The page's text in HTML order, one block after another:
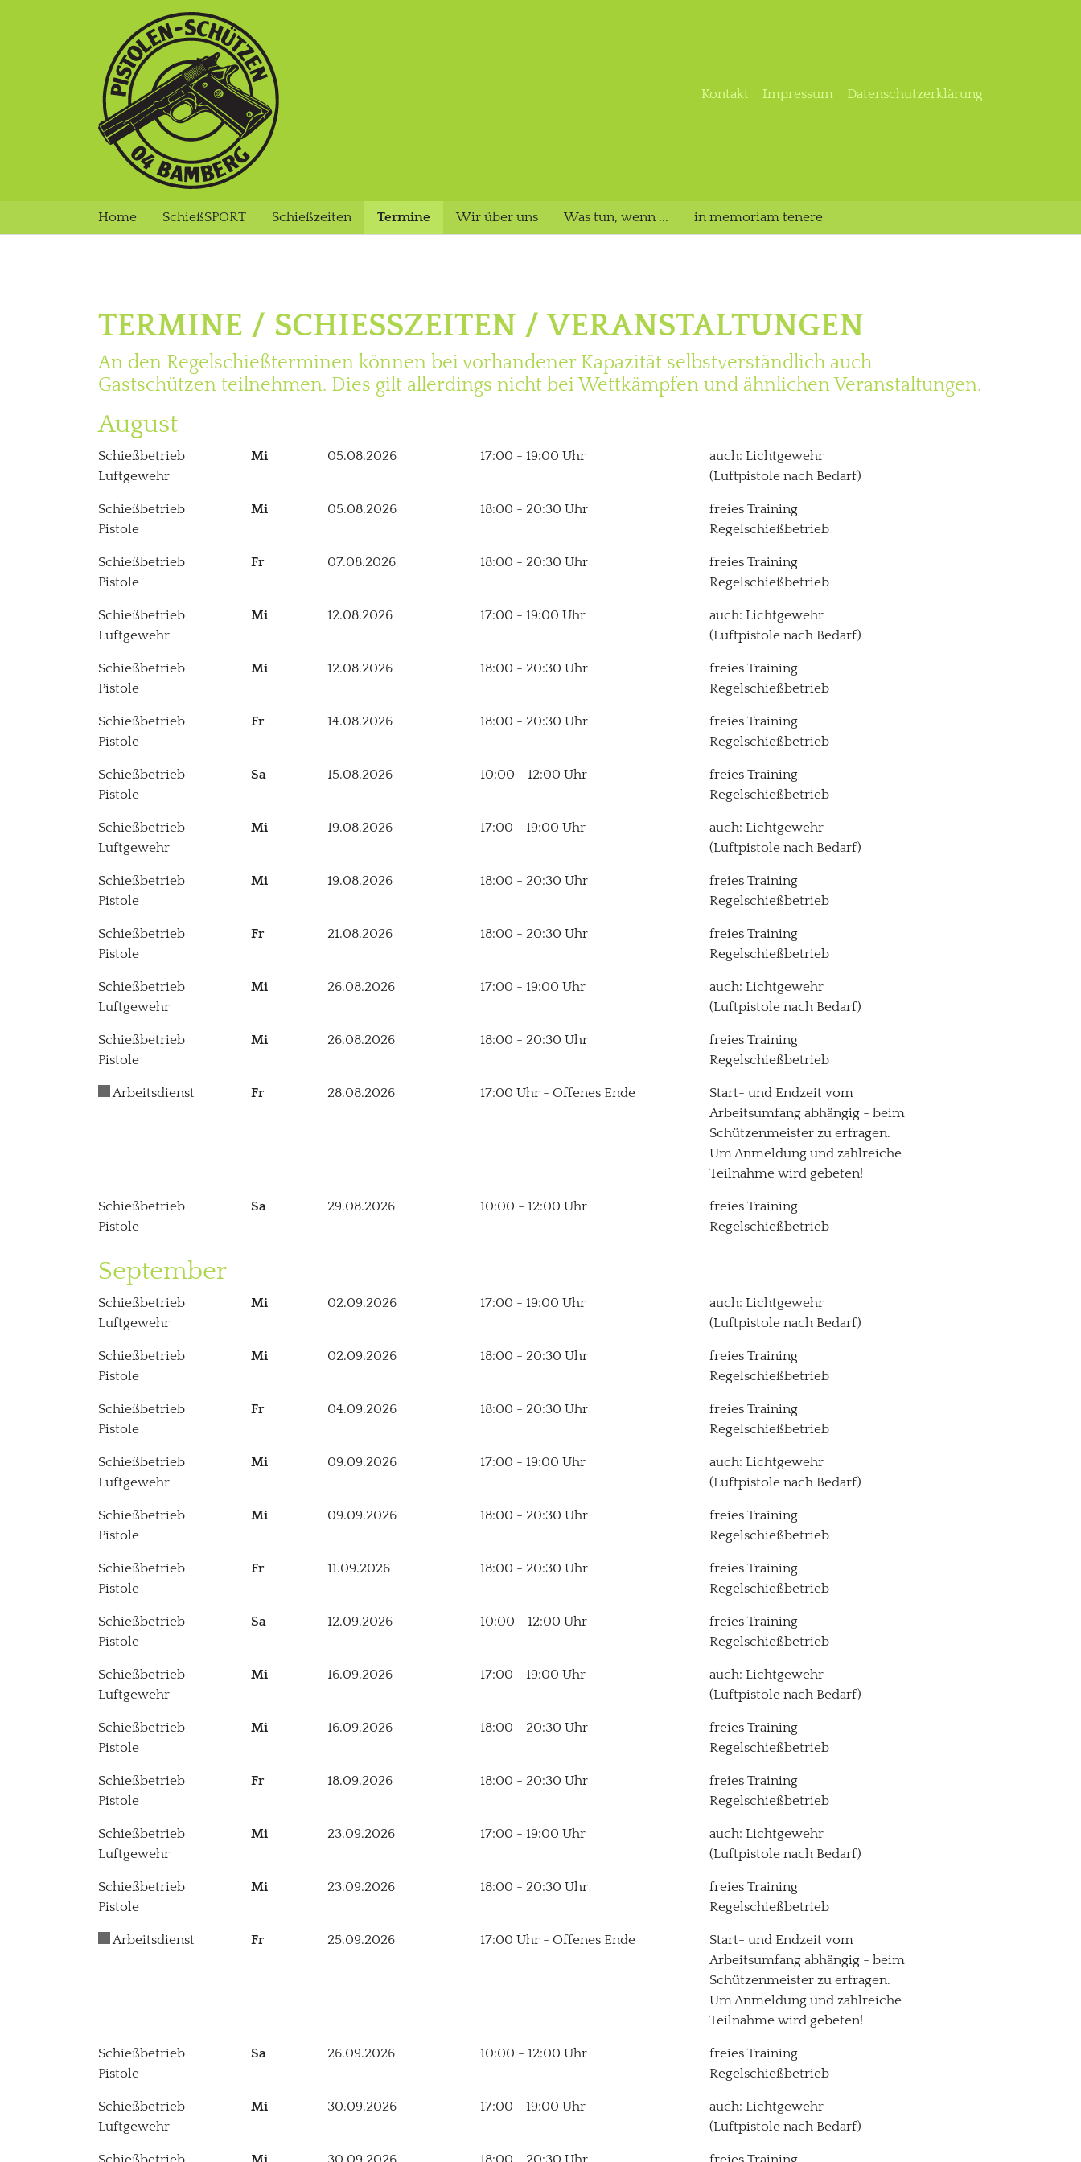
Kontakt Impressum Datenschutzerklärung
Home SchießSPORT Schießzeiten Termine (current)
Wir über uns Was tun, wenn ... in memoriam tenere
TERMINE / SCHIESSZEITEN / VERANSTALTUNGEN
An den Regelschießterminen können bei vorhandener Kapazität selbstverständlich auch
Gastschützen teilnehmen. Dies gilt allerdings nicht bei Wettkämpfen und ähnlichen Veranstaltungen.
August
Schießbetrieb
Luftgewehr
Mi 05.08.2026 17:00 - 19:00 Uhr
auch: Lichtgewehr
(Luftpistole nach Bedarf)
Schießbetrieb
Pistole
Mi 05.08.2026 18:00 - 20:30 Uhr
freies Training
Regelschießbetrieb
Schießbetrieb
Pistole
Fr 07.08.2026 18:00 - 20:30 Uhr
freies Training
Regelschießbetrieb
Schießbetrieb
Luftgewehr
Mi 12.08.2026 17:00 - 19:00 Uhr
auch: Lichtgewehr
(Luftpistole nach Bedarf)
Schießbetrieb
Pistole
Mi 12.08.2026 18:00 - 20:30 Uhr
freies Training
Regelschießbetrieb
Schießbetrieb
Pistole
Fr 14.08.2026 18:00 - 20:30 Uhr
freies Training
Regelschießbetrieb
Schießbetrieb
Pistole
Sa 15.08.2026 10:00 - 12:00 Uhr
freies Training
Regelschießbetrieb
Schießbetrieb
Luftgewehr
Mi 19.08.2026 17:00 - 19:00 Uhr
auch: Lichtgewehr
(Luftpistole nach Bedarf)
Schießbetrieb
Pistole
Mi 19.08.2026 18:00 - 20:30 Uhr
freies Training
Regelschießbetrieb
Schießbetrieb
Pistole
Fr 21.08.2026 18:00 - 20:30 Uhr
freies Training
Regelschießbetrieb
Schießbetrieb
Luftgewehr
Mi 26.08.2026 17:00 - 19:00 Uhr
auch: Lichtgewehr
(Luftpistole nach Bedarf)
Schießbetrieb
Pistole
Mi 26.08.2026 18:00 - 20:30 Uhr
freies Training
Regelschießbetrieb
Arbeitsdienst Fr 28.08.2026 17:00 Uhr - Offenes Ende
Start- und Endzeit vom
Arbeitsumfang abhängig - beim
Schützenmeister zu erfragen.
Um Anmeldung und zahlreiche
Teilnahme wird gebeten!
Schießbetrieb
Pistole
Sa 29.08.2026 10:00 - 12:00 Uhr
freies Training
Regelschießbetrieb
September
Schießbetrieb
Luftgewehr
Mi 02.09.2026 17:00 - 19:00 Uhr
auch: Lichtgewehr
(Luftpistole nach Bedarf)
Schießbetrieb
Pistole
Mi 02.09.2026 18:00 - 20:30 Uhr
freies Training
Regelschießbetrieb
Schießbetrieb
Pistole
Fr 04.09.2026 18:00 - 20:30 Uhr
freies Training
Regelschießbetrieb
Schießbetrieb
Luftgewehr
Mi 09.09.2026 17:00 - 19:00 Uhr
auch: Lichtgewehr
(Luftpistole nach Bedarf)
Schießbetrieb
Pistole
Mi 09.09.2026 18:00 - 20:30 Uhr
freies Training
Regelschießbetrieb
Schießbetrieb
Pistole
Fr 11.09.2026 18:00 - 20:30 Uhr
freies Training
Regelschießbetrieb
Schießbetrieb
Pistole
Sa 12.09.2026 10:00 - 12:00 Uhr
freies Training
Regelschießbetrieb
Schießbetrieb
Luftgewehr
Mi 16.09.2026 17:00 - 19:00 Uhr
auch: Lichtgewehr
(Luftpistole nach Bedarf)
Schießbetrieb
Pistole
Mi 16.09.2026 18:00 - 20:30 Uhr
freies Training
Regelschießbetrieb
Schießbetrieb
Pistole
Fr 18.09.2026 18:00 - 20:30 Uhr
freies Training
Regelschießbetrieb
Schießbetrieb
Luftgewehr
Mi 23.09.2026 17:00 - 19:00 Uhr
auch: Lichtgewehr
(Luftpistole nach Bedarf)
Schießbetrieb
Pistole
Mi 23.09.2026 18:00 - 20:30 Uhr
freies Training
Regelschießbetrieb
Arbeitsdienst Fr 25.09.2026 17:00 Uhr - Offenes Ende
Start- und Endzeit vom
Arbeitsumfang abhängig - beim
Schützenmeister zu erfragen.
Um Anmeldung und zahlreiche
Teilnahme wird gebeten!
Schießbetrieb
Pistole
Sa 26.09.2026 10:00 - 12:00 Uhr
freies Training
Regelschießbetrieb
Schießbetrieb
Luftgewehr
Mi 30.09.2026 17:00 - 19:00 Uhr
auch: Lichtgewehr
(Luftpistole nach Bedarf)